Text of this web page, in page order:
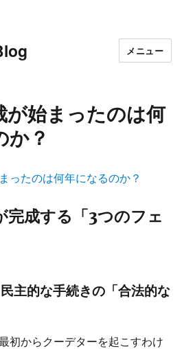
メニュー
が始まったのは何
か？
完成する「3つのフェ
主的な手続きの「合法的な
初からクーデターを起こすわけ